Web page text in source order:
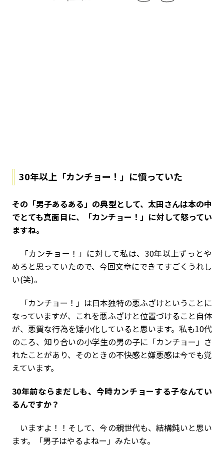
30年以上「カンチョー！」に憤っていた
――その「男子あるある」の典型として、太田さんは本の中
でとても真面目に、「カンチョー！」に対して怒ってい
ますね。
「カンチョー！」に対して私は、30年以上ずっとや
めろと思っていたので、今回文章にできてすごくうれし
い(笑)。
「カンチョー！」は日本独特の悪ふざけということに
なっていますが、これを悪ふざけと位置づけること自体
が、悪質な行為を矮小化していると思います。私も10代
のころ、知り合いの小学生の男の子に「カンチョー」さ
れたことがあり、そのときの不快感と嫌悪感は今でも覚
えています。
――30年前ならまだしも、今時カンチョーする子なんてい
るんですか？
いますよ！！そして、今の親世代も、結構鈍いと思い
ます。「男子はやるよねー」みたいな。